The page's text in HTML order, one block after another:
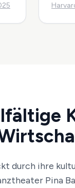
durch ihre
Pina